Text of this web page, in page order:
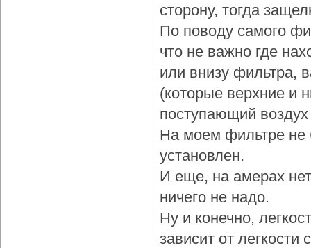
сторону, тогда
По поводу самого
что не важно где
или внизу фильтра,
(которые верхние и
поступающий
На моем фильтре не
установлен.
И еще, на амерах
ничего не надо.
Ну и конечно,
зависит от